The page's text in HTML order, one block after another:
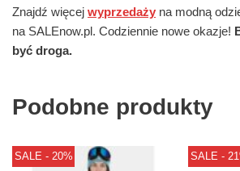
Znajdź więcej wyprzedaży na modną
na SALEnow.pl. Codziennie nowe okazje!
być droga.
Podobne produkty
SALE - 20% SALE -